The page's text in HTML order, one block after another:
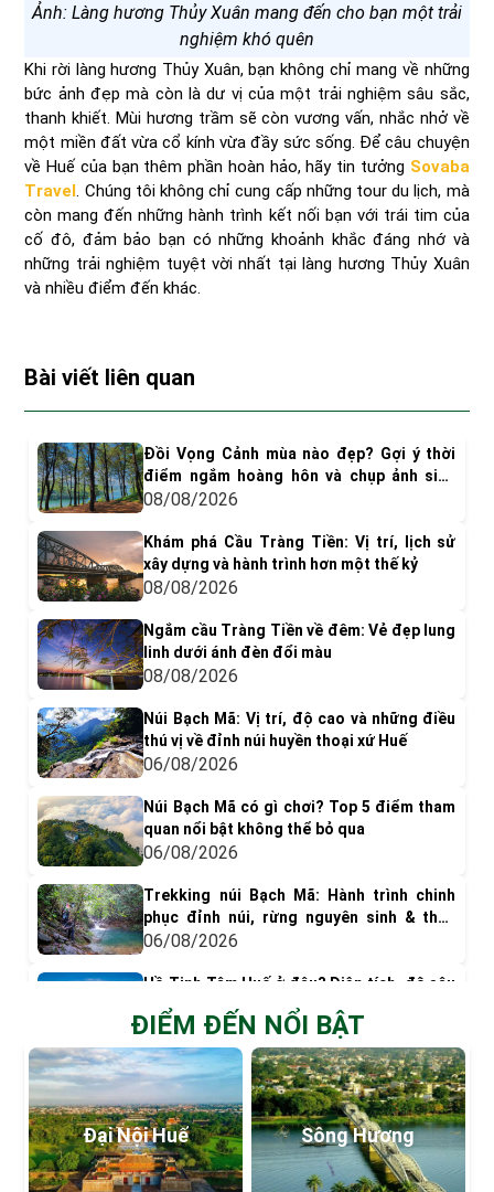
Ảnh: Làng hương Thủy Xuân mang đến cho bạn một trải
nghiệm khó quên
Khi rời làng hương Thủy Xuân, bạn không chỉ mang về những
bức ảnh đẹp mà còn là dư vị của một trải nghiệm sâu sắc,
thanh khiết. Mùi hương trầm sẽ còn vương vấn, nhắc nhở về
một miền đất vừa cổ kính vừa đầy sức sống. Để câu chuyện
về Huế của bạn thêm phần hoàn hảo, hãy tin tưởng Sovaba
Travel. Chúng tôi không chỉ cung cấp những tour du lịch, mà
còn mang đến những hành trình kết nối bạn với trái tim của
cố đô, đảm bảo bạn có những khoảnh khắc đáng nhớ và
những trải nghiệm tuyệt vời nhất tại làng hương Thủy Xuân
và nhiều điểm đến khác.
Bài viết liên quan
Đồi Vọng Cảnh mùa nào đẹp? Gợi ý thời
điểm ngắm hoàng hôn và chụp ảnh siêu
"dính"
08/08/2026
Khám phá Cầu Tràng Tiền: Vị trí, lịch sử
xây dựng và hành trình hơn một thế kỷ
08/08/2026
Ngắm cầu Tràng Tiền về đêm: Vẻ đẹp lung
linh dưới ánh đèn đổi màu
08/08/2026
Núi Bạch Mã: Vị trí, độ cao và những điều
thú vị về đỉnh núi huyền thoại xứ Huế
06/08/2026
Núi Bạch Mã có gì chơi? Top 5 điểm tham
quan nổi bật không thể bỏ qua
06/08/2026
Trekking núi Bạch Mã: Hành trình chinh
phục đỉnh núi, rừng nguyên sinh & thác
nước tuyệt đẹp
06/08/2026
Hồ Tịnh Tâm Huế ở đâu? Diện tích, độ sâu
và vai trò trong Kinh thành Huế xưa
06/08/2026
Kiến trúc hồ Tịnh Tâm Huế: Cảnh quan
thanh tịnh và nét đẹp hoàng cung xưa
06/08/2026
Hồ Tịnh Tâm mùa sen nở: Khi nào nên đi
để ngắm hoa và chụp ảnh đẹp nhất?
ĐIỂM ĐẾN NỔI BẬT
Đại Nội Huế Sông Hương